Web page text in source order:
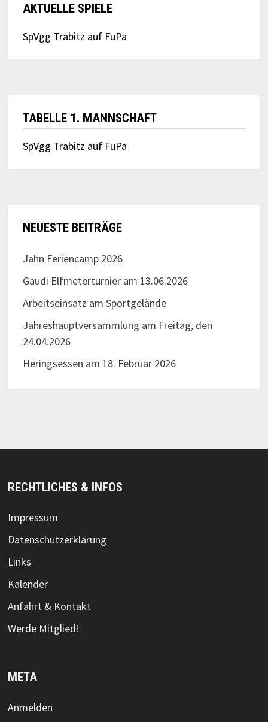
AKTUELLE SPIELE
SpVgg Trabitz auf FuPa
TABELLE 1. MANNSCHAFT
SpVgg Trabitz auf FuPa
NEUESTE BEITRÄGE
Jahn Feriencamp 2026
Gaudi Elfmeterturnier am 13.06.2026
Arbeitseinsatz am Sportgelände
Jahreshauptversammlung am Freitag, den
24.04.2026
Heringsessen am 18. Februar 2026
RECHTLICHES & INFOS
Impressum
Datenschutzerklärung
Links
Kalender
Anfahrt & Kontakt
Werde Mitglied!
META
Anmelden